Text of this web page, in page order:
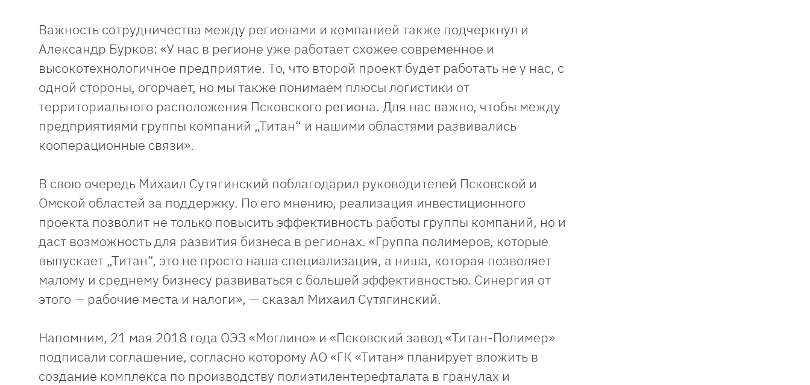
Важность сотрудничества между регионами и компанией также подчеркнул и
Александр Бурков: «У нас в регионе уже работает схожее современное и
высокотехнологичное предприятие. То, что второй проект будет работать не у нас, с
одной стороны, огорчает, но мы также понимаем плюсы логистики от
территориального расположения Псковского региона. Для нас важно, чтобы между
предприятиями группы компаний „Титан“ и нашими областями развивались
кооперационные связи».
В свою очередь Михаил Сутягинский поблагодарил руководителей Псковской и
Омской областей за поддержку. По его мнению, реализация инвестиционного
проекта позволит не только повысить эффективность работы группы компаний, но и
даст возможность для развития бизнеса в регионах. «Группа полимеров, которые
выпускает „Титан“, это не просто наша специализация, а ниша, которая позволяет
малому и среднему бизнесу развиваться с большей эффективностью. Синергия от
этого — рабочие места и налоги», — сказал Михаил Сутягинский.
Напомним, 21 мая 2018 года ОЭЗ «Моглино» и «Псковский завод «Титан-Полимер»
подписали соглашение, согласно которому АО «ГК «Титан» планирует вложить в
создание комплекса по производству полиэтилентерефталата в гранулах и